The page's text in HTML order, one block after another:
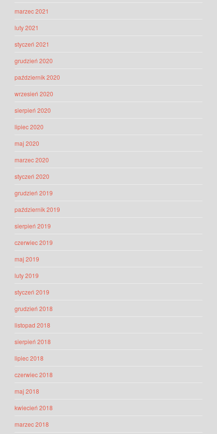
marzec 2021
luty 2021
styczeń 2021
grudzień 2020
październik 2020
wrzesień 2020
sierpień 2020
lipiec 2020
maj 2020
marzec 2020
styczeń 2020
grudzień 2019
październik 2019
sierpień 2019
czerwiec 2019
maj 2019
luty 2019
styczeń 2019
grudzień 2018
listopad 2018
sierpień 2018
lipiec 2018
czerwiec 2018
maj 2018
kwiecień 2018
marzec 2018